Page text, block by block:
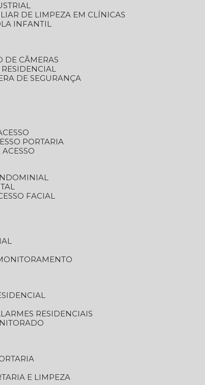
DE LIMPEZA EM CLÍNICAS
INFANTIL
DE CÂMERAS
RESIDENCIAL
DE SEGURANÇA
PORTARIA
ACESSO
FACIAL
RESIDENCIAIS
E LIMPEZA